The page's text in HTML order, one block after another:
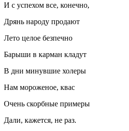
И с успехом все, конечно,
Дрянь народу продают
Лето целое безпечно
Барыши в карман кладут
В дни минувшие холеры
Нам мороженое, квас
Очень скорбные примеры
Дали, кажется, не раз.